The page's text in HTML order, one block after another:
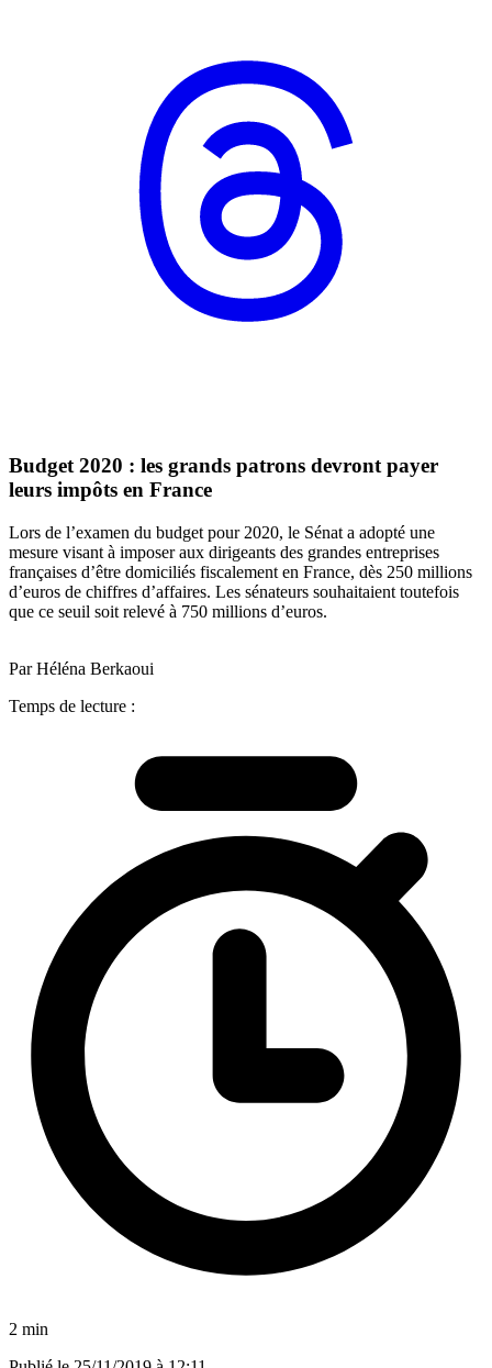
Budget 2020 : les grands patrons devront payer
leurs impôts en France
Lors de l’examen du budget pour 2020, le Sénat a adopté une
mesure visant à imposer aux dirigeants des grandes entreprises
françaises d’être domiciliés fiscalement en France, dès 250 millions
d’euros de chiffres d’affaires. Les sénateurs souhaitaient toutefois
que ce seuil soit relevé à 750 millions d’euros.
Par Héléna Berkaoui
Temps de lecture :
2 min